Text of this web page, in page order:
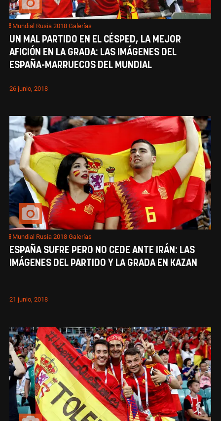
Mundial Rusia 2018 Galerías
UN MAL PARTIDO EN EL CÉSPED, LA MEJOR
AFICIÓN EN LA GRADA: LAS IMÁGENES DEL
ESPAÑA-MARRUECOS DEL MUNDIAL
26 junio, 2018
Mundial Rusia 2018 Galerías
ESPAÑA SUFRE PERO NO CEDE ANTE IRÁN: LAS
IMÁGENES DEL PARTIDO Y LA GRADA EN KAZAN
21 junio, 2018